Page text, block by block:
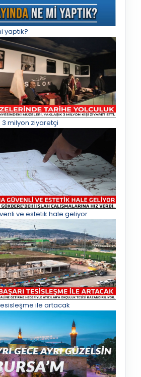
yaptık?
milyon ziyaretçi
ve estetik hale geliyor
ile artacak